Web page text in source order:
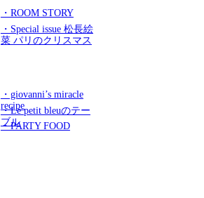
・ROOM STORY
・Special issue 松長絵
菜 パリのクリスマス
・giovanni’s miracle
recipe
・Le petit bleuのテー
ブル
・PARTY FOOD